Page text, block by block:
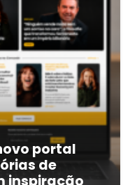
portal
de
inspiração